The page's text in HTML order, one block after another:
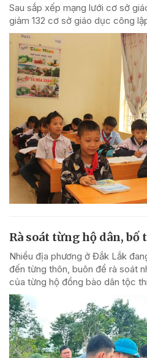
Sau sắp xếp mạng lưới cơ sở
giảm 132 cơ sở giáo dục công
Rà soát từng hộ dân, bố
Nhiều địa phương ở Đắk Lắk
đến từng thôn, buôn để rà soát
của từng hộ đồng bào dân tộc